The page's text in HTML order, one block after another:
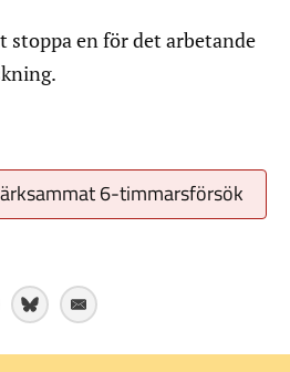
stoppa en för det arbetande
6-timmarsförsök